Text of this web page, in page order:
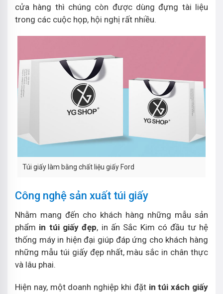
cửa hàng thì chúng còn được dùng đựng tài liệu
trong các cuộc họp, hội nghị rất nhiều.
Túi giấy làm bằng chất liệu giấy Ford
Công nghệ sản xuất túi giấy
Nhằm mang đến cho khách hàng những mẫu sản
phẩm in túi giấy đẹp, in ấn Sắc Kim có đầu tư hệ
thống máy in hiện đại giúp đáp ứng cho khách hàng
những mẫu túi giấy đẹp nhất, màu sắc in chân thực
và lâu phai.
Hiện nay, một doanh nghiệp khi đặt in túi xách giấy